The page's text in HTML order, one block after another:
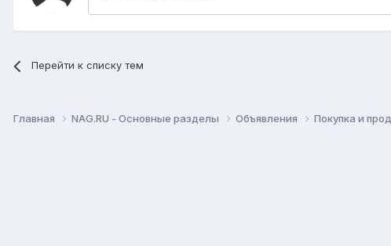
Перейти к списку тем
Главная NAG.RU - Основные разделы Объявления Покупка и